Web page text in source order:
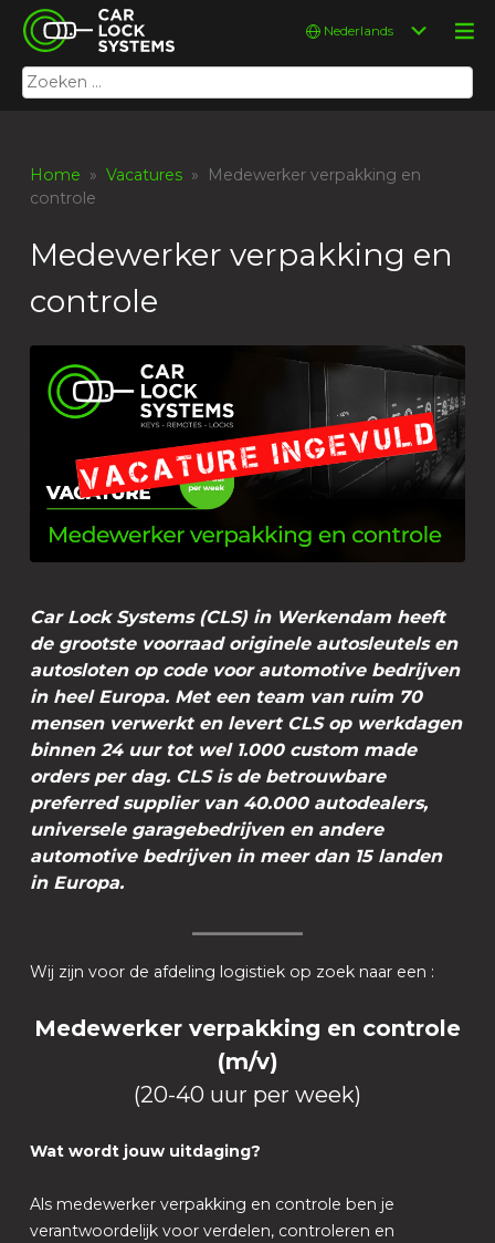
Skip
content
Car Lock Systems
Car Lock Systems
Zoeken
naar:
Kies
taal
Home »Vacatures » Medewerker verpakking en
controle
Medewerker verpakking en
controle
Car Lock Systems (CLS) in Werkendam heeft
de grootste voorraad originele autosleutels en
autosloten op code voor automotive bedrijven
in heel Europa. Met een team van ruim 70
mensen verwerkt en levert CLS op werkdagen
binnen 24 uur tot wel 1.000 custom made
orders per dag. CLS is de betrouwbare
preferred supplier van 40.000 autodealers,
universele garagebedrijven en andere
automotive bedrijven in meer dan 15 landen
in Europa.
Wij zijn voor de afdeling logistiek op zoek naar een :
Medewerker verpakking en controle
(m/v)
(20-40 uur per week)
Wat wordt jouw uitdaging?
Als medewerker verpakking en controle ben je
verantwoordelijk voor verdelen, controleren en